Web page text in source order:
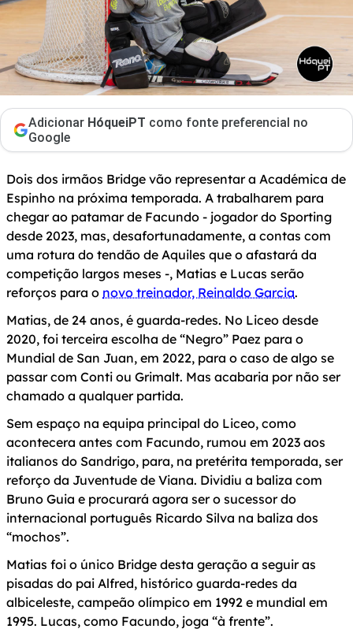
Adicionar HóqueiPT como fonte preferencial no
Google
Dois dos irmãos Bridge vão representar a Académica de
Espinho na próxima temporada. A trabalharem para
chegar ao patamar de Facundo - jogador do Sporting
desde 2023, mas, desafortunadamente, a contas com
uma rotura do tendão de Aquiles que o afastará da
competição largos meses -, Matias e Lucas serão
reforços para o novo treinador, Reinaldo Garcia.
Matias, de 24 anos, é guarda-redes. No Liceo desde
2020, foi terceira escolha de “Negro” Paez para o
Mundial de San Juan, em 2022, para o caso de algo se
passar com Conti ou Grimalt. Mas acabaria por não ser
chamado a qualquer partida.
Sem espaço na equipa principal do Liceo, como
acontecera antes com Facundo, rumou em 2023 aos
italianos do Sandrigo, para, na pretérita temporada, ser
reforço da Juventude de Viana. Dividiu a baliza com
Bruno Guia e procurará agora ser o sucessor do
internacional português Ricardo Silva na baliza dos
“mochos”.
Matias foi o único Bridge desta geração a seguir as
pisadas do pai Alfred, histórico guarda-redes da
albiceleste, campeão olímpico em 1992 e mundial em
1995. Lucas, como Facundo, joga “à frente”.